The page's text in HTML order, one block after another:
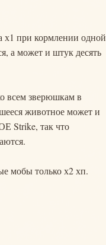
х1 при кормлении одной
а может и штук десять
всем зверюшкам в
животное может и
Strike, так что
мобы только х2 хп.